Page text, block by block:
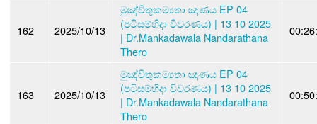
162 2025/10/13
මුඤ්චිතුකම්‍යතා ඤාණය EP 04
(පටිසම්භිදා විවරණය) | 13 10 2025
| Dr.Mankadawala Nandarathana
Thero
163 2025/10/13
මුඤ්චිතුකම්‍යතා ඤාණය EP 04
(පටිසම්භිදා විවරණය) | 13 10 2025
| Dr.Mankadawala Nandarathana
Thero